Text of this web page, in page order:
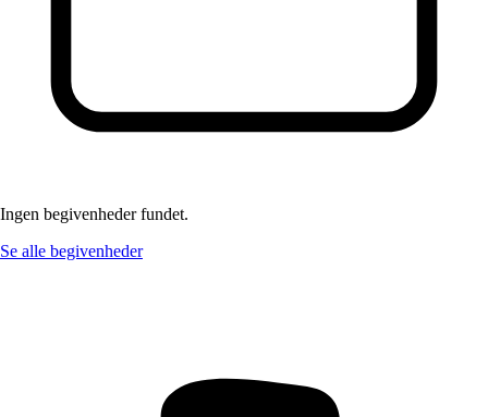
Ingen begivenheder fundet.
Se alle begivenheder